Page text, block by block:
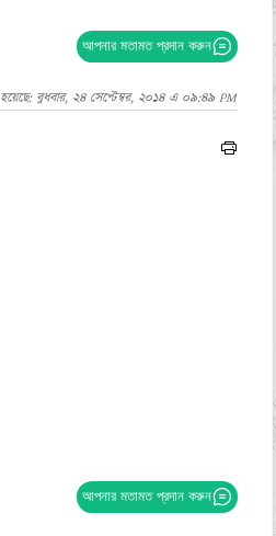
আপনার মতামত প্রদান করুন
হয়েছে: বুধবার, ২৪ সেপ্টেম্বর, ২০১৪ এ ০৯:৪৯ PM
আপনার মতামত প্রদান করুন